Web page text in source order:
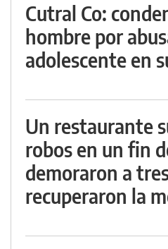
Cutral Co:
hombre por
adolescente en
Un restaurante
robos en un fin
demoraron a
recuperaron la